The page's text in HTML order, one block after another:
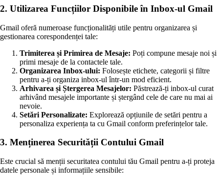
2. Utilizarea Funcțiilor Disponibile în Inbox-ul Gmail
Gmail oferă numeroase funcționalități utile pentru organizarea și
gestionarea corespondenței tale:
Trimiterea și Primirea de Mesaje: Poți compune mesaje noi și
primi mesaje de la contactele tale.
Organizarea Inbox-ului: Folosește etichete, categorii și filtre
pentru a-ți organiza inbox-ul într-un mod eficient.
Arhivarea și Ștergerea Mesajelor: Păstrează-ți inbox-ul curat
arhivând mesajele importante și ștergând cele de care nu mai ai
nevoie.
Setări Personalizate: Explorează opțiunile de setări pentru a
personaliza experiența ta cu Gmail conform preferințelor tale.
3. Menținerea Securității Contului Gmail
Este crucial să menții securitatea contului tău Gmail pentru a-ți proteja
datele personale și informațiile sensibile: